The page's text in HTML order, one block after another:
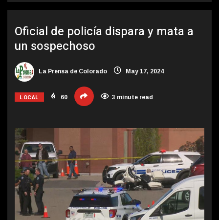
Oficial de policía dispara y mata a
un sospechoso
La Prensa de Colorado May 17, 2024
LOCAL 60 3 minute read